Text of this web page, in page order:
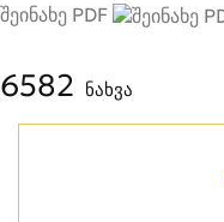
შეინახე PDF
6582 ნახვა